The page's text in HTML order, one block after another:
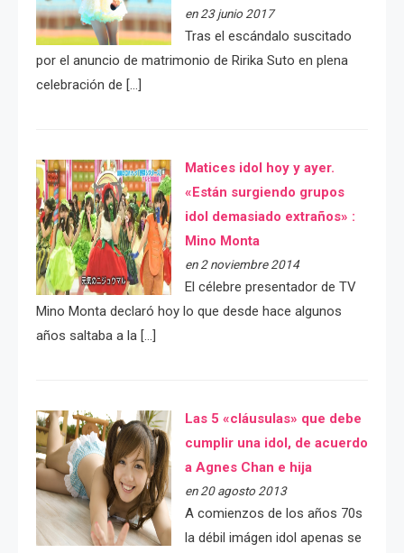
en 23 junio 2017
Tras el escándalo suscitado
por el anuncio de matrimonio de Ririka Suto en plena
celebración de […]
Matices idol hoy y ayer.
«Están surgiendo grupos
idol demasiado extraños» :
Mino Monta
en 2 noviembre 2014
El célebre presentador de TV
Mino Monta declaró hoy lo que desde hace algunos
años saltaba a la […]
Las 5 «cláusulas» que debe
cumplir una idol, de acuerdo
a Agnes Chan e hija
en 20 agosto 2013
A comienzos de los años 70s
la débil imágen idol apenas se